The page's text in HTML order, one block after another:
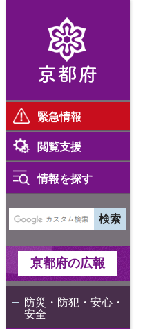
緊急情報
閲覧支援
情報を探す
京都府の広報
防災・防犯・安心・
安全